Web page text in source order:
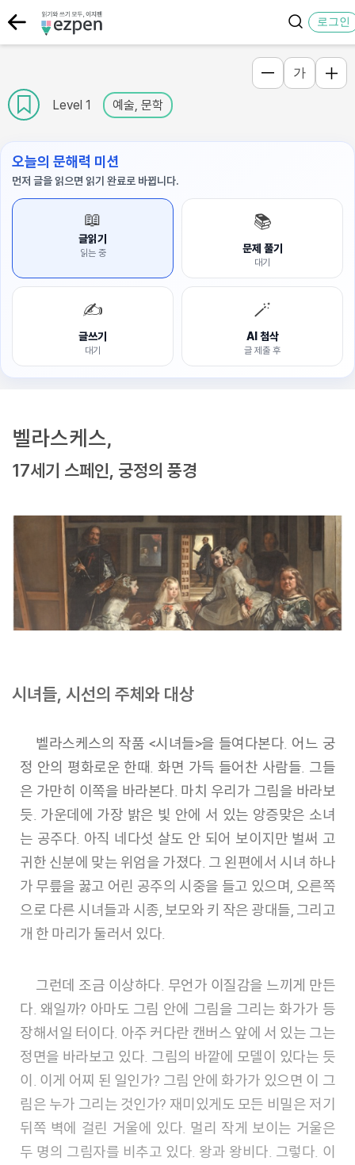
로그인
Level 1 예술, 문학
가
오늘의 문해력 미션
먼저 글을 읽으면 읽기 완료로 바뀝니다.
📖
글읽기
읽는 중
📚
문제 풀기
대기
✍️
글쓰기
대기
🪄
AI 첨삭
글 제출 후
벨라스케스,
17세기 스페인, 궁정의 풍경
시녀들, 시선의 주체와 대상
벨라스케스의 작품 <시녀들>을 들여다본다. 어느 궁
정 안의 평화로운 한때. 화면 가득 들어찬 사람들. 그들
은 가만히 이쪽을 바라본다. 마치 우리가 그림을 바라보
듯. 가운데에 가장 밝은 빛 안에 서 있는 앙증맞은 소녀
는 공주다. 아직 네다섯 살도 안 되어 보이지만 벌써 고
귀한 신분에 맞는 위엄을 가졌다. 그 왼편에서 시녀 하나
가 무릎을 꿇고 어린 공주의 시중을 들고 있으며, 오른쪽
으로 다른 시녀들과 시종, 보모와 키 작은 광대들, 그리고
개 한 마리가 둘러서 있다.
그런데 조금 이상하다. 무언가 이질감을 느끼게 만든
다. 왜일까? 아마도 그림 안에 그림을 그리는 화가가 등
장해서일 터이다. 아주 커다란 캔버스 앞에 서 있는 그는
정면을 바라보고 있다. 그림의 바깥에 모델이 있다는 듯
이. 이게 어찌 된 일인가? 그림 안에 화가가 있으면 이 그
림은 누가 그리는 것인가? 재미있게도 모든 비밀은 저기
뒤쪽 벽에 걸린 거울에 있다. 멀리 작게 보이는 거울은
두 명의 그림자를 비추고 있다. 왕과 왕비다. 그렇다. 이